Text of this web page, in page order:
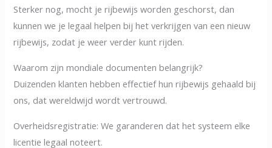
Sterker nog, mocht je rijbewijs worden geschorst, dan
kunnen we je legaal helpen bij het verkrijgen van een nieuw
rijbewijs, zodat je weer verder kunt rijden.
Waarom zijn mondiale documenten belangrijk?
Duizenden klanten hebben effectief hun rijbewijs gehaald bij
ons, dat wereldwijd wordt vertrouwd.
Overheidsregistratie: We garanderen dat het systeem elke
licentie legaal noteert.